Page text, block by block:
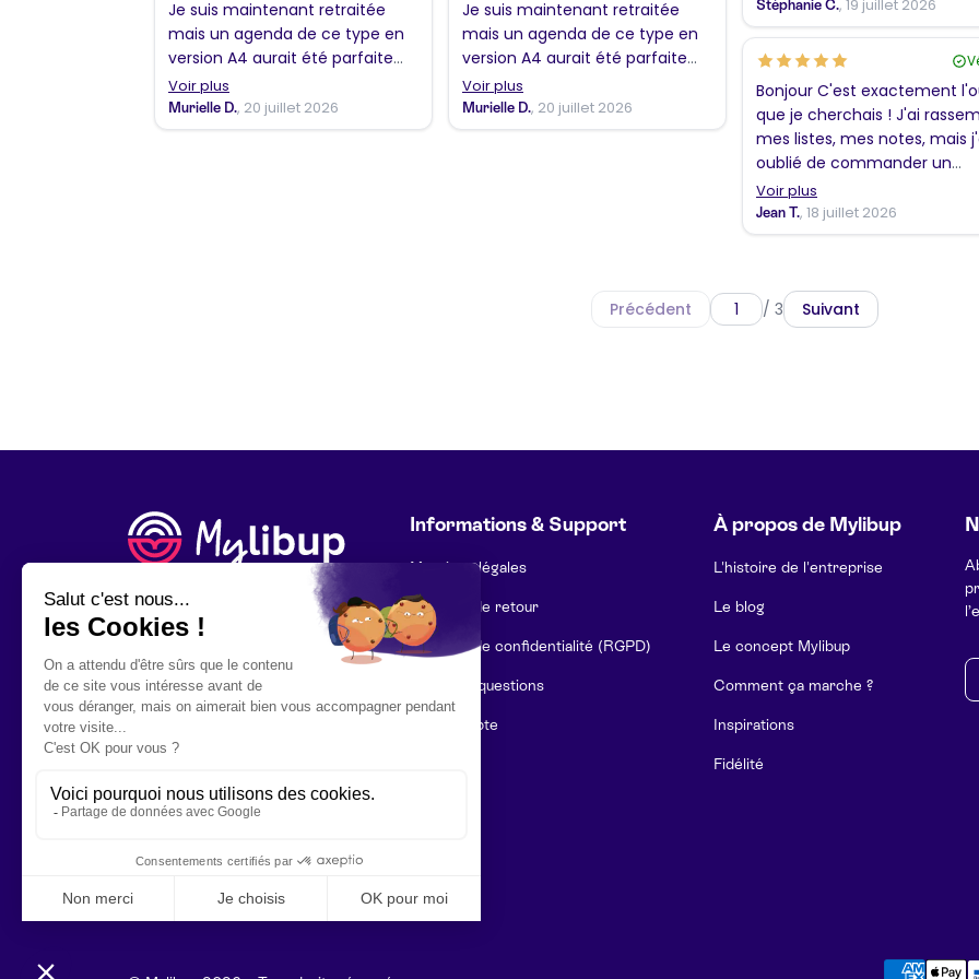
Je suis maintenant retraitée
mais un agenda de ce type en
version A4 aurait été parfaite
pour une enseignante !
Voir plus
Murielle D., 20 juillet 2026
Je suis maintenant retraitée
mais un agenda de ce type en
version A4 aurait été parfaite
pour une enseignante !
Voir plus
Murielle D., 20 juillet 2026
Stéphanie C., 19 juillet 2026
Bonjour C'est exactement l'outil
que je cherchais ! J'ai rassemblé
mes listes, mes notes, mais
oublié de commander un
agenda hebdo ! Oups !
Prochaine commande en vue
Encore bravo !
Voir plus
Jean T., 18 juillet 2026
Précédent / 3 Suivant
Informations & Support
Mentions légales
Politique de retour
Politique de confidentialité (RGPD)
Foire aux questions
Mon compte
À propos de Mylibup
L'histoire de l'entreprise
Le blog
Le concept Mylibup
Comment ça marche ?
Inspirations
Fidélité
E-